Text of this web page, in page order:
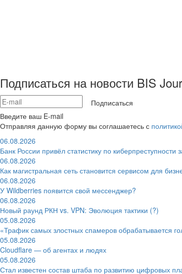
Подписаться на новости BIS
Подписаться
Введите ваш E-mail
Отправляя данную форму вы соглашаетесь с
06.08.2026
Банк России привёл статистику по киберпреступности
06.08.2026
Как магистральная сеть становится сервисом для
06.08.2026
У Wildberries появится свой мессенджер?
06.08.2026
Новый раунд РКН vs. VPN: Эволюция тактики (?)
05.08.2026
«Трафик самых злостных спамеров обрабатывается
05.08.2026
Cloudflare — об агентах и людях
05.08.2026
Стал известен состав штаба по развитию цифровых